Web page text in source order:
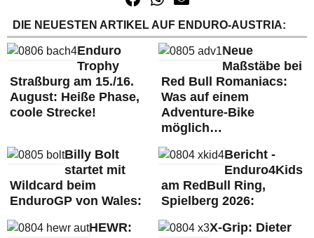
DIE NEUESTEN ARTIKEL AUF ENDURO-AUSTRIA:
Enduro
Trophy
Straßburg am 15./16.
August: Heiße Phase,
coole Strecke!
Neue
Maßstäbe bei
Red Bull Romaniacs:
Was auf einem
Adventure-Bike
möglich…
Billy Bolt
startet mit
Wildcard beim
EnduroGP von Wales:
Bericht -
Enduro4Kids
am RedBull Ring,
Spielberg 2026:
HEWR:
X-Grip: Dieter